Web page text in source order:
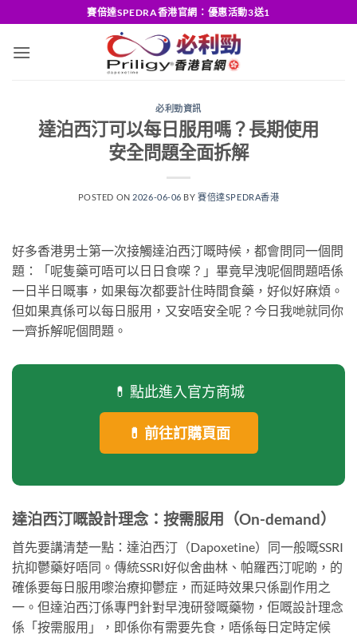
content
賽倍達SPEDRA香港官網：優惠活動3送1
必利勁資訊
達泊西汀可以每日服用嗎？長期使用
安全問題全面拆解
POSTED ON 2026-06-06 BY賽倍達SPEDRA香港
好多香港男士第一次接觸達泊西汀嘅時候，都會問同一個問
題：「呢隻藥可唔可以日日食㗎？」畢竟早洩呢個問題唔係
一日半日嘅事，如果每次都要計住時間食藥，好似好麻煩。
但如果真係可以每日服用，又安唔安全呢？今日我哋就同你
一齊拆解呢個問題。
💊 點此進入官方商城
💊 前往訂購頁面
達泊西汀嘅設計理念：按需服用（On-demand）
首先要講清楚一點：達泊西汀（Dapoxetine）同一般嘅SSRI
抗抑鬱藥好唔同。傳統SSRI好似舍曲林、帕羅西汀呢啲，的
確係要每日服用嚟治療抑鬱症，而延時效果只係副作用之
一。但達泊西汀係專門針對早洩研發嘅藥物，佢嘅設計理念
係「按需服用」，即係你有需要先食，唔係每日定時定候